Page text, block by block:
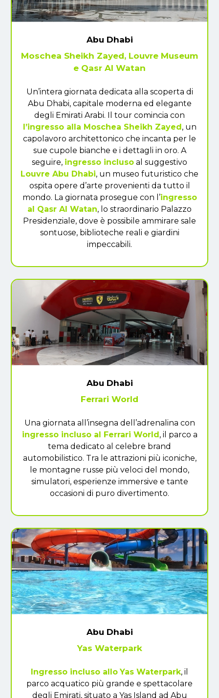
Abu Dhabi
Moschea Sheikh Zayed, Louvre Museum
e Qasr Al Watan
Un’intera giornata dedicata alla scoperta di
Abu Dhabi, capitale moderna ed elegante
degli Emirati Arabi. Il tour comincia con
l’ingresso alla Moschea Sheikh Zayed, un
capolavoro architettonico che incanta per le
sue cupole bianche e i dettagli in oro. A
seguire, ingresso incluso al suggestivo
Louvre Abu Dhabi, un museo futuristico che
ospita opere d’arte provenienti da tutto il
mondo. La giornata prosegue con l’ingresso
al Qasr Al Watan, lo straordinario Palazzo
Presidenziale, dove è possibile ammirare sale
sontuose, biblioteche reali e giardini
impeccabili.
Abu Dhabi
Ferrari World
Una giornata all’insegna dell’adrenalina con
ingresso incluso al Ferrari World, il parco a
tema dedicato al celebre brand
automobilistico. Tra le attrazioni più iconiche,
le montagne russe più veloci del mondo,
simulatori, esperienze immersive e tante
occasioni di puro divertimento.
Abu Dhabi
Yas Waterpark
Ingresso incluso allo Yas Waterpark, il
parco acquatico più grande e spettacolare
degli Emirati, situato a Yas Island ad Abu